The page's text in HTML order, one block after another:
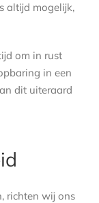
altijd mogelijk,
om in rust
in een
dit uiteraard
richten wij ons